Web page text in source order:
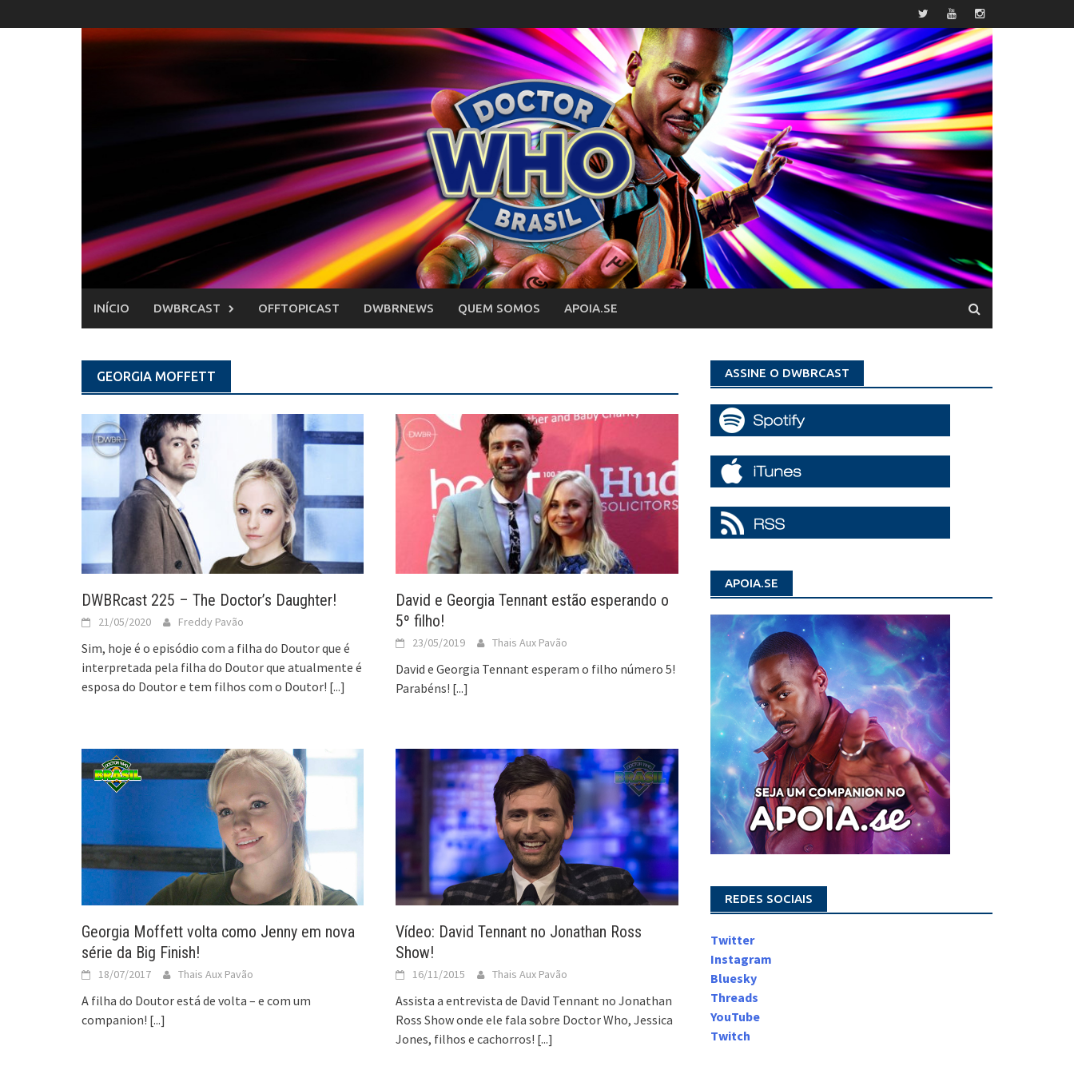
to
INÍCIO DWBRCAST OFFTOPICAST DWBRNEWS QUEM SOMOS APOIA.SE
GEORGIA MOFFETT
DWBRcast 225 – The Doctor’s Daughter!
21/05/2020 Freddy Pavão
Sim, hoje é o episódio com a filha do Doutor que é
interpretada pela filha do Doutor que atualmente é
esposa do Doutor e tem filhos com o Doutor! [...]
David e Georgia Tennant estão esperando o
5º filho!
23/05/2019 Thais Aux Pavão
David e Georgia Tennant esperam o filho número 5!
Parabéns! [...]
Georgia Moffett volta como Jenny em nova
série da Big Finish!
18/07/2017 Thais Aux Pavão
A filha do Doutor está de volta – e com um
companion! [...]
Vídeo: David Tennant no Jonathan Ross
Show!
16/11/2015 Thais Aux Pavão
Assista a entrevista de David Tennant no Jonathan
Ross Show onde ele fala sobre Doctor Who, Jessica
Jones, filhos e cachorros! [...]
ASSINE O DWBRCAST
APOIA.SE
REDES SOCIAIS
Twitter
Instagram
Bluesky
Threads
YouTube
Twitch